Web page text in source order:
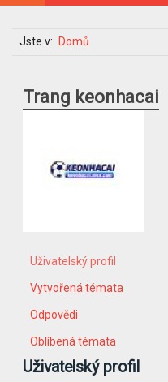
Jste v: Domů
Trang keonhacai
Uživatelský profil
Vytvořená témata
Odpovědi
Oblíbená témata
Uživatelský profil